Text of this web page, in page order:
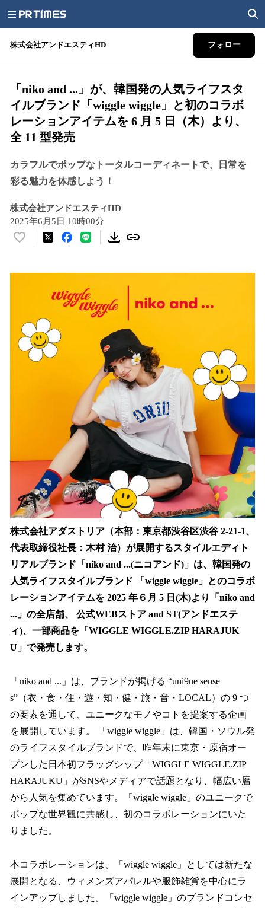
株式会社アンドエスティHD フォロー
「niko and ...」が、韓国発の人気ライフスタ
イルブランド「wiggle wiggle」と初のコラボ
レーションアイテムを 6 月 5 日（木）より、
全 11 型発売
カラフルでポップなトータルコーディネートで、日常を
彩る魅力を体感しよう！
株式会社アンドエスティHD
2025年6月5日 10時00分
い
み
込
み
株式会社アダストリア（本部：東京都渋谷区渋谷 2-21-1、
代表取締役社長：木村 治）が展開するスタイルエディト
リアルブランド「niko and ...(ニコアンド)」は、韓国発の
人気ライフスタイルブランド 「wiggle wiggle」とのコラボ
レーションアイテムを 2025 年６月 5 日(木)より「niko and
...」の全店舗、 公式WEBストア and ST(アンドエステ
ィ)、一部商品を「WIGGLE WIGGLE.ZIP HARAJUK
U」で発売します。
「niko and ...」は、ブランドが掲げる “uni9ue sense
s”（衣・食・住・遊・知・健・旅・音・LOCAL）の 9 つ
の要素を通して、ユニークなモノやコトを提案する企画
を展開しています。 「wiggle wiggle」は、韓国・ソウル発
のライフスタイルブランドで、昨年末に東京・原宿オー
プンした日本初フラッグシップ「WIGGLE WIGGLE.ZIP
HARAJUKU」がSNSやメディアで話題となり、幅広い層
から人気を集めています。「wiggle wiggle」のユニークで
ポップな世界観に共感し、初のコラボレーションにいた
りました。
本コラボレーションは、「wiggle wiggle」としては新たな
展開となる、ウィメンズアパレルや服飾雑貨を中心にラ
インアップしました。「wiggle wiggle」のブランドコンセ